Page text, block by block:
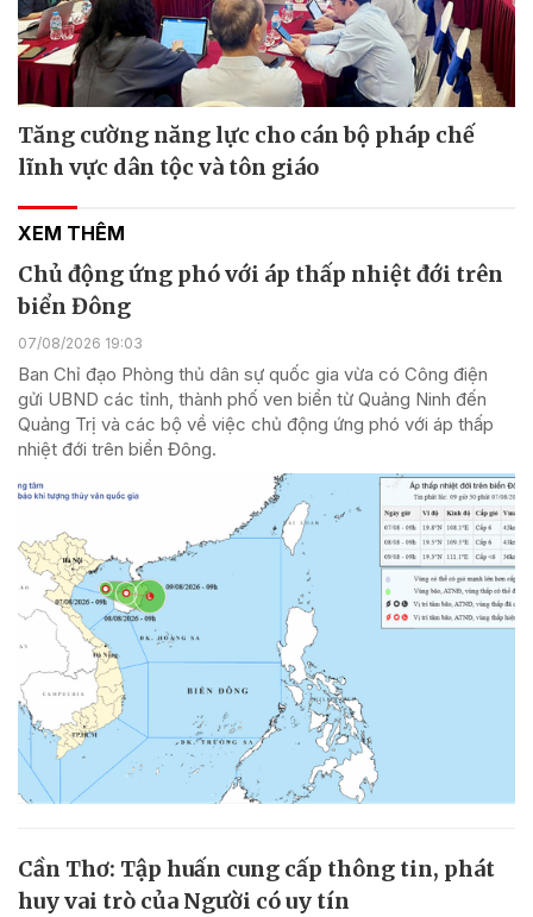
Tăng cường năng lực cho cán bộ pháp chế
lĩnh vực dân tộc và tôn giáo
XEM THÊM
Chủ động ứng phó với áp thấp nhiệt đới trên
biển Đông
07/08/2026 19:03
Ban Chỉ đạo Phòng thủ dân sự quốc gia vừa có Công điện
gửi UBND các tỉnh, thành phố ven biển từ Quảng Ninh đến
Quảng Trị và các bộ về việc chủ động ứng phó với áp thấp
nhiệt đới trên biển Đông.
Cần Thơ: Tập huấn cung cấp thông tin, phát
huy vai trò của Người có uy tín